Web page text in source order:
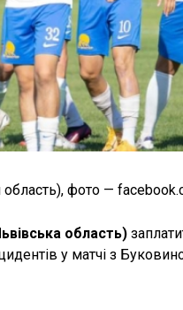
фото —
область)
у матчі з